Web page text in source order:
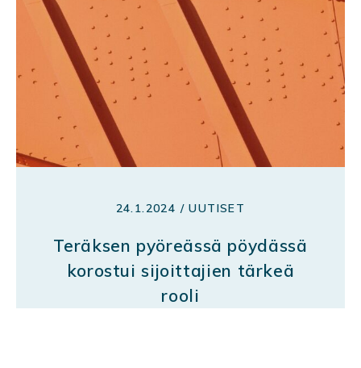
24.1.2024 / UUTISET
Teräksen pyöreässä pöydässä
korostui sijoittajien tärkeä
rooli